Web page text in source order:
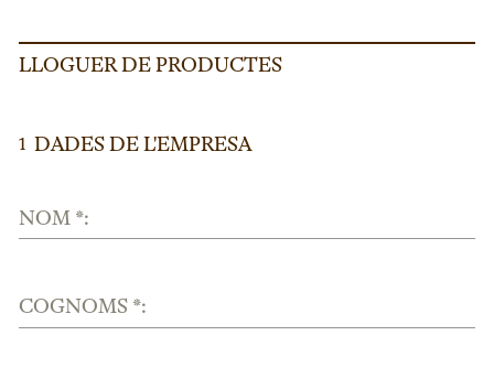
LLOGUER DE PRODUCTES
1 DADES DE L'EMPRESA
NOM *:
COGNOMS *: